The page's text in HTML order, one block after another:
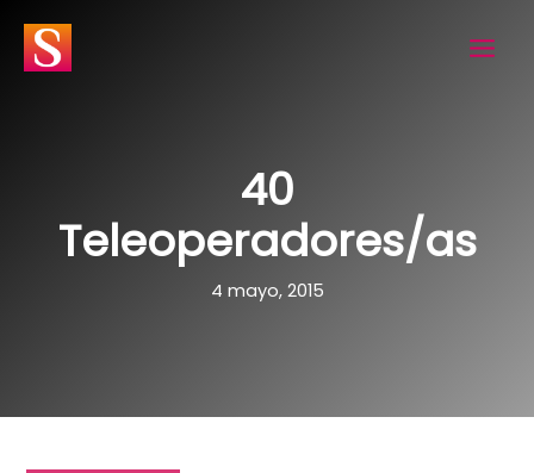
contenido
40
Teleoperadores/as
4 mayo, 2015